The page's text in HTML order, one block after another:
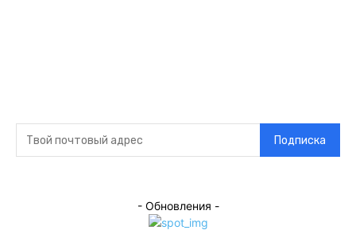
Подписка
- Обновления -